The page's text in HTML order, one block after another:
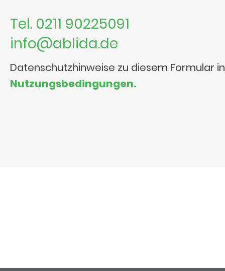
Tel. 0211 90225091
info@ablida.de
Datenschutzhinweise zu diesem Formular
Nutzungsbedingungen.